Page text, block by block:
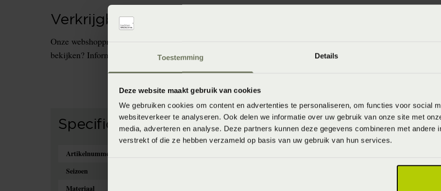
Toestemming Details
Deze website maakt gebruik van cookies
We gebruiken cookies om content en advertenties te personaliseren, om functies voor social
websiteverkeer te analyseren. Ook delen we informatie over uw gebruik van onze site met
media, adverteren en analyse. Deze partners kunnen deze gegevens combineren met andere
verstrekt of die ze hebben verzameld op basis van uw gebruik van hun services.
Verkrijgbaarheid in de winkels
Onze webshopproducten zijn niet altijd verkrijgbaar in de winkel. Wil je het product in de winkel
bekijken? Informeer dan eerst naar de beschikbaarheid.
Specificaties
Artikelnummer
Seizoen
Materiaal